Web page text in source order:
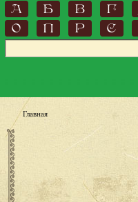
А Б В
Г
О
П Р С
Главная